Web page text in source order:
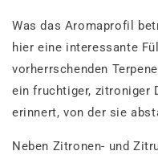
Was das Aromaprofil
hier eine interessante
vorherrschenden
ein fruchtiger, zitroniger
erinnert, von der sie
Neben Zitronen- und